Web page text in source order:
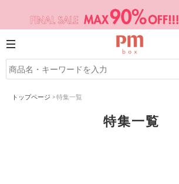
トップページ >特集一覧
特集一覧